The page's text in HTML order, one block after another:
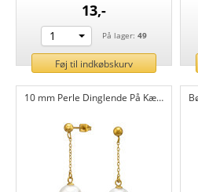
13,-
1 På lager: 49
Føj til indkøbskurv
10 mm Perle Dinglende På Kæde I Guldfarve - Stålørestikker 316L kirurgisk rustfrit stål CH51444